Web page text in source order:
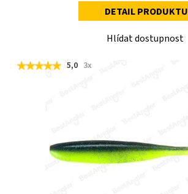
DETAIL PRODUKTU
Hlídat dostupnost
5,0 3x